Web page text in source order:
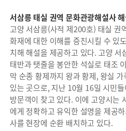
서삼릉 태실 권역 문화관광해설사
고양 서삼릉(사적 제200호) 태실 권
화재에 대한 이해를 증진시킬 수 있
치해 해설을 제공하고 있다. 고양 서
태반과 탯줄을 봉안한 석실로 태조
막 순종 황제까지 왕과 황제, 왕실
있는 곳으로, 지난 10월 16일 시민
방문객이 찾고 있다. 이에 고양시는
에게 정확하고 유익한 설명을 제공
사를 현장에 순환 배치하고 있다.